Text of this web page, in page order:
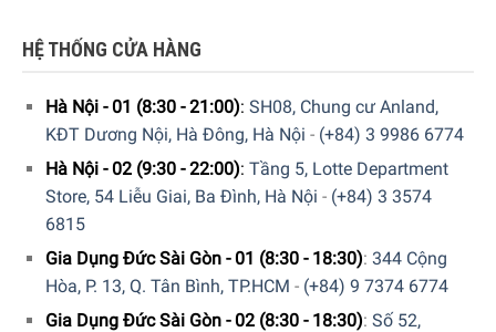
HỆ THỐNG CỬA HÀNG
Hà Nội - 01 (8:30 - 21:00): SH08, Chung cư Anland,
KĐT Dương Nội, Hà Đông, Hà Nội - (+84) 3 9986 6774
Hà Nội - 02 (9:30 - 22:00): Tầng 5, Lotte Department
Store, 54 Liễu Giai, Ba Đình, Hà Nội - (+84) 3 3574
6815
Gia Dụng Đức Sài Gòn - 01 (8:30 - 18:30): 344 Cộng
Hòa, P. 13, Q. Tân Bình, TP.HCM - (+84) 9 7374 6774
Gia Dụng Đức Sài Gòn - 02 (8:30 - 18:30): Số 52,